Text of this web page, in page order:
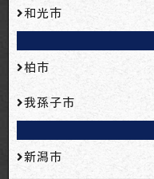
和光市
柏市
我孫子市
新潟市